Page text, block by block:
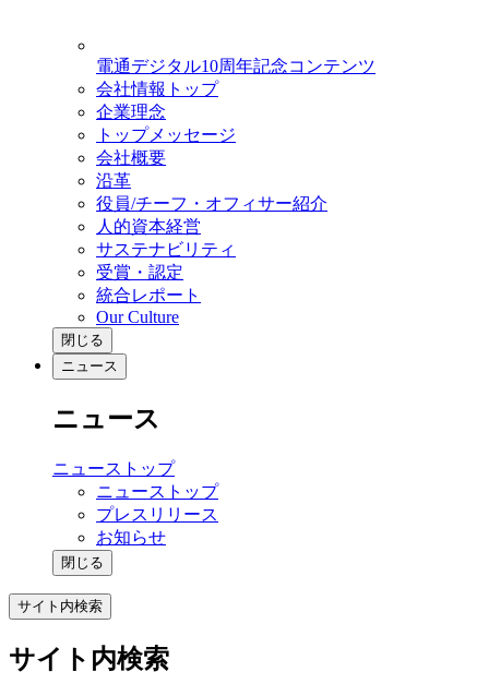
電通デジタル10周年記念コンテンツ
会社情報トップ
企業理念
トップメッセージ
会社概要
沿革
役員/チーフ・オフィサー紹介
人的資本経営
サステナビリティ
受賞・認定
統合レポート
Our Culture
閉じる
ニュース
ニュース
ニューストップ
ニューストップ
プレスリリース
お知らせ
閉じる
サイト内検索
サイト内検索